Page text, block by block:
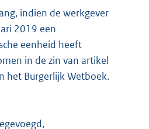
indien de werkgever
2019 een
eenheid heeft
in de zin van artikel
het Burgerlijk Wetboek.